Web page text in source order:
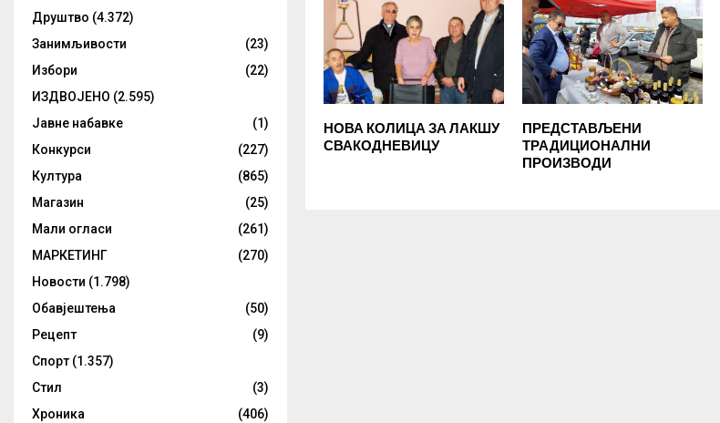
НОВА КОЛИЦА ЗА ЛАКШУ
СВАКОДНЕВИЦУ
ПРЕДСТАВЉЕНИ
ТРАДИЦИОНАЛНИ
ПРОИЗВОДИ
Друштво (4.372)
Занимљивости
(23)
Избори
(22)
ИЗДВОЈЕНО (2.595)
Јавне набавке
(1)
Конкурси
(227)
Култура
(865)
Магазин
(25)
Мали огласи
(261)
МАРКЕТИНГ
(270)
Новости (1.798)
Обавјештења
(50)
Рецепт
(9)
Спорт (1.357)
Стил
(3)
Хроника
(406)